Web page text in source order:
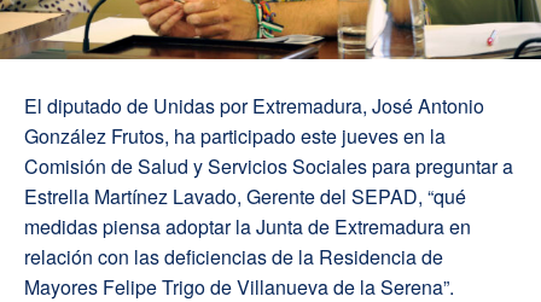
El diputado de Unidas por Extremadura, José Antonio
González Frutos, ha participado este jueves en la
Comisión de Salud y Servicios Sociales para preguntar a
Estrella Martínez Lavado, Gerente del SEPAD, “qué
medidas piensa adoptar la Junta de Extremadura en
relación con las deficiencias de la Residencia de
Mayores Felipe Trigo de Villanueva de la Serena”.